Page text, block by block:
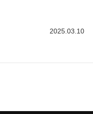
2025.03.10